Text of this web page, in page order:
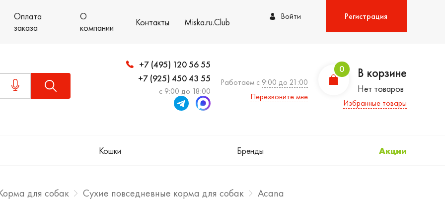
Оплата
заказа
О
компании
Контакты Miska.ru.Club Войти Регистрация
+7 (495) 120 56 55
+7 (925) 450 43 55
с 9:00 до 18:00
Работаем с 9:00 до 21:00
Перезвоните мне
0 В корзине
Нет товаров
Избранные товары
Кошки Бренды Акции
для собак Сухие повседневные корма для собак Acana